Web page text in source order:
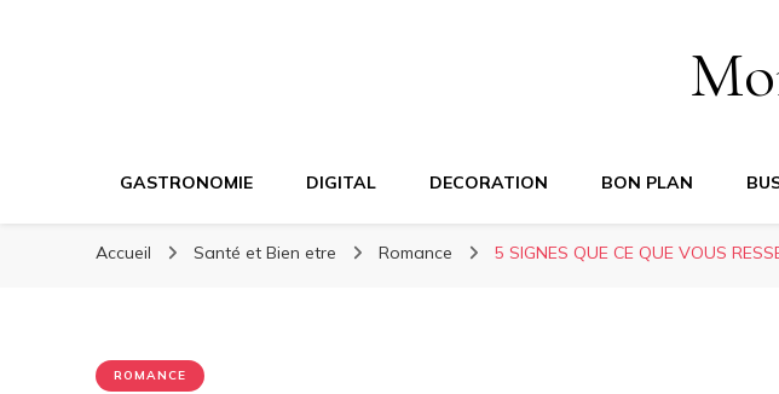
GASTRONOMIE DIGITAL DECORATION BON PLAN
Accueil Santé et Bien etre Romance 5 SIGNES QUE CE QUE VOUS
ROMANCE